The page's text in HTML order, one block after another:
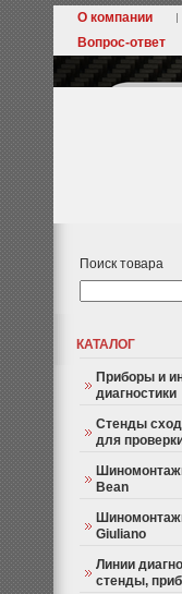
О компании
Вопрос-ответ
Поиск товара
КАТАЛОГ
Приборы и
диагностики
Стенды
для
Bean
Giuliano
Линии
стенды,